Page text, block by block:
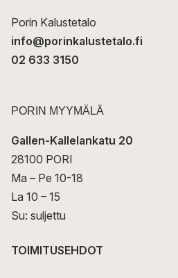
Porin Kalustetalo
info@porinkalustetalo.fi
02 633 3150
PORIN MYYMÄLÄ
Gallen-Kallelankatu 20
28100 PORI
Ma – Pe 10-18
La 10 – 15
Su: suljettu
TOIMITUSEHDOT